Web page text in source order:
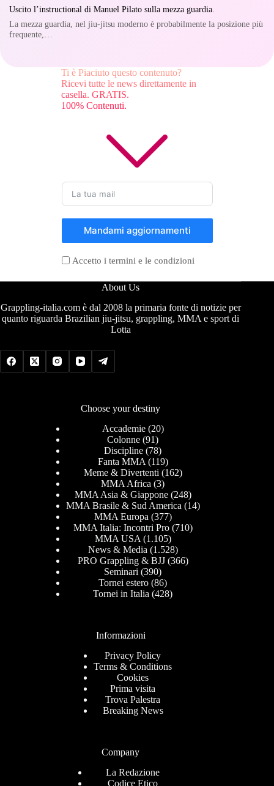
Uscito l’instructional di Manuel Pilato sulla mezza guardia.
La mezza guardia, nel jiu-jitsu moderno è probabilmente la posizione più
frequente,…
Ti è Piaciuto questo contenuto?
Ricevi tutte le news direttamente in
casella. GRATIS.
100% Contenuti.
Mandami aggiornamenti
Accetto i termini e le condizioni
About Us
Grappling-italia.com è dal 2008 la primaria fonte di notizie per
quanto riguarda Brazilian jiu-jitsu, grappling, MMA e sport di
Lotta
Choose your destiny
Accademie(20)
Colonne (91)
Discipline (78)
Fanta MMA (119)
Meme & Divertenti (162)
MMA Africa (3)
MMA Asia & Giappone(248)
MMA Brasile & Sud America (14)
MMA Europa (377)
MMA Italia: Incontri Pro(710)
MMA USA (1.105)
News & Media (1.528)
PRO Grappling & BJJ(366)
Seminari (390)
Tornei estero (86)
Tornei in Italia (428)
Informazioni
Privacy Policy
Terms & Conditions
Cookies
Prima visita
Trova Palestra
Breaking News
Company
La Redazione
Codice Etico